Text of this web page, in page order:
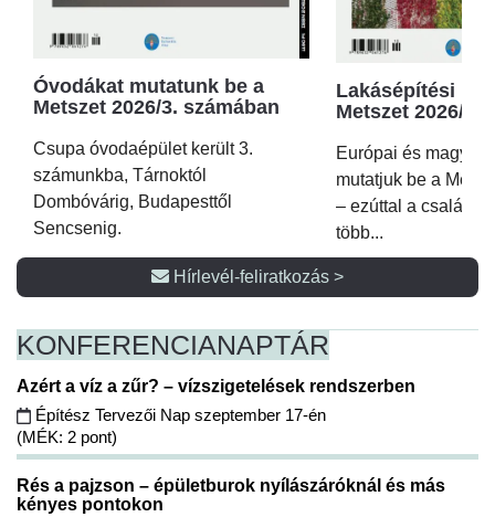
Óvodákat mutatunk be a
Metszet 2026/3. számában
Csupa óvodaépület került 3.
számunkba, Tárnoktól
Dombóvárig, Budapesttől
Sencsenig.
Lakásépítési
Metszet 2026/2.
Európai és magyar
mutatjuk be a
– ezúttal a családi
több...
Hírlevél-feliratkozás >
KONFERENCIANAPTÁR
Azért a víz a zűr? – vízszigetelések rendszerben
Építész Tervezői Nap szeptember 17-én
(MÉK: 2 pont)
Rés a pajzson – épületburok nyílászáróknál és más
kényes pontokon